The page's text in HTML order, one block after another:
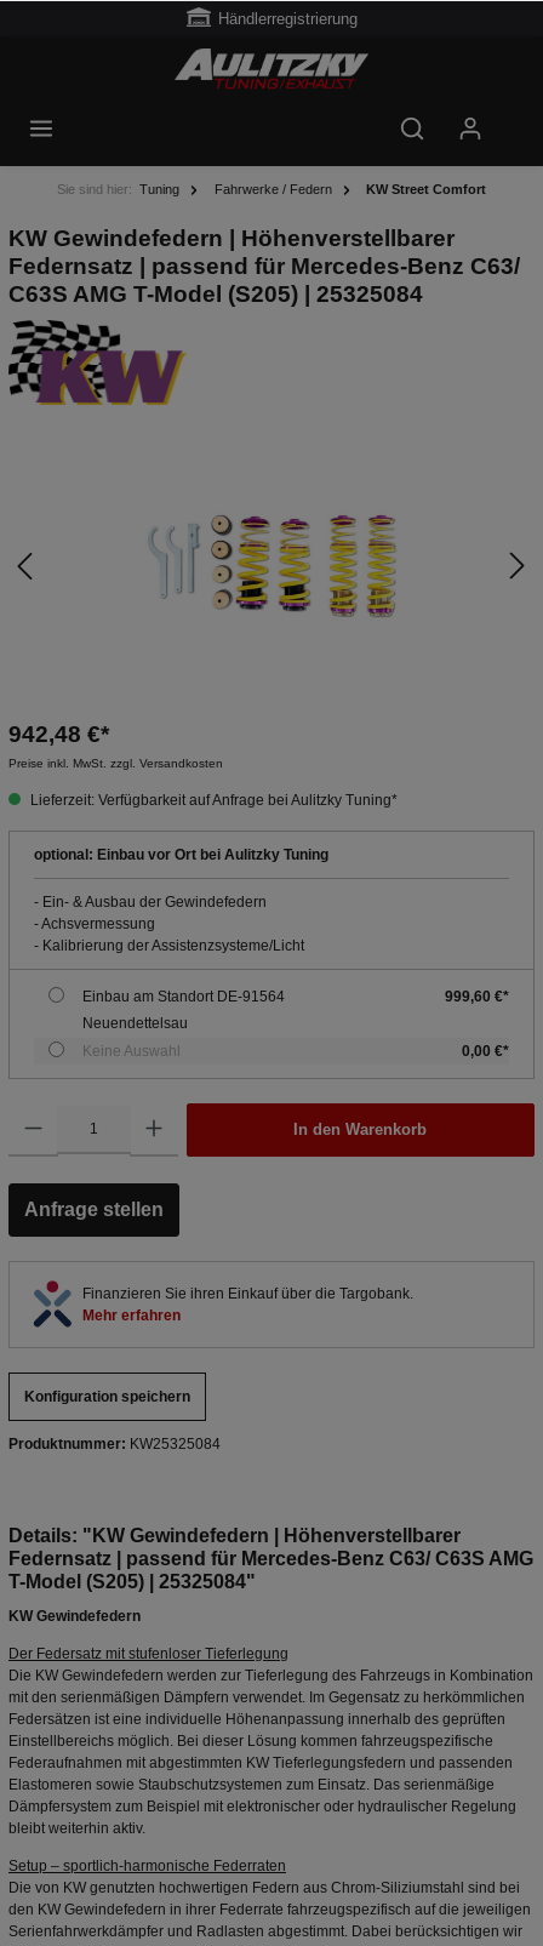
Händlerregistrierung
Sie sind hier: Tuning Fahrwerke / Federn KW Street Comfort
KW Gewindefedern | Höhenverstellbarer
Federnsatz | passend für Mercedes-Benz C63/
C63S AMG T-Model (S205) | 25325084
942,48 €*
Preise inkl. MwSt. zzgl. Versandkosten
Lieferzeit: Verfügbarkeit auf Anfrage bei Aulitzky Tuning*
optional: Einbau vor Ort bei Aulitzky Tuning
- Ein- & Ausbau der Gewindefedern
- Achsvermessung
- Kalibrierung der Assistenzsysteme/Licht
Einbau am Standort DE-91564
Neuendettelsau
999,60 €*
Keine Auswahl 0,00 €*
In den Warenkorb
Anfrage stellen
Finanzieren Sie ihren Einkauf über die Targobank.
Mehr erfahren
Konfiguration speichern
Produktnummer: KW25325084
Details: "KW Gewindefedern | Höhenverstellbarer
Federnsatz | passend für Mercedes-Benz C63/ C63S AMG
T-Model (S205) | 25325084"
KW Gewindefedern
Der Federsatz mit stufenloser Tieferlegung
Die KW Gewindefedern werden zur Tieferlegung des Fahrzeugs in Kombination
mit den serienmäßigen Dämpfern verwendet. Im Gegensatz zu herkömmlichen
Federsätzen ist eine individuelle Höhenanpassung innerhalb des geprüften
Einstellbereichs möglich. Bei dieser Lösung kommen fahrzeugspezifische
Federaufnahmen mit abgestimmten KW Tieferlegungsfedern und passenden
Elastomeren sowie Staubschutzsystemen zum Einsatz. Das serienmäßige
Dämpfersystem zum Beispiel mit elektronischer oder hydraulischer Regelung
bleibt weiterhin aktiv.
Setup – sportlich-harmonische Federraten
Die von KW genutzten hochwertigen Federn aus Chrom-Siliziumstahl sind bei
den KW Gewindefedern in ihrer Federrate fahrzeugspezifisch auf die jeweiligen
Serienfahrwerkdämpfer und Radlasten abgestimmt. Dabei berücksichtigen wir